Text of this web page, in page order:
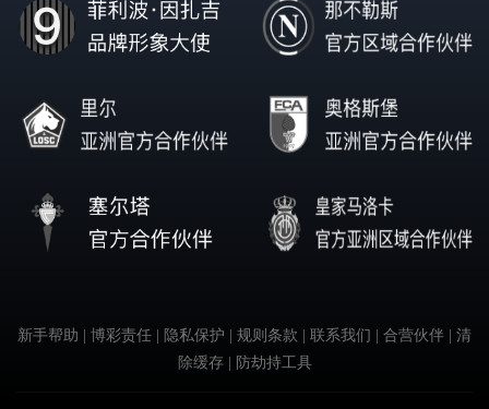
新手帮助 | 博彩责任 | 隐私保护 | 规则条款 | 联系我们 | 合营伙伴 | 清
除缓存 | 防劫持工具